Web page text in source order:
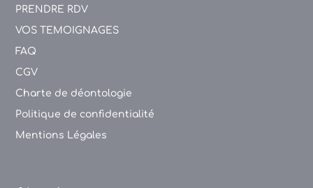
PRENDRE RDV
VOS TEMOIGNAGES
FAQ
CGV
Charte de déontologie
Politique de confidentialité
Mentions Légales